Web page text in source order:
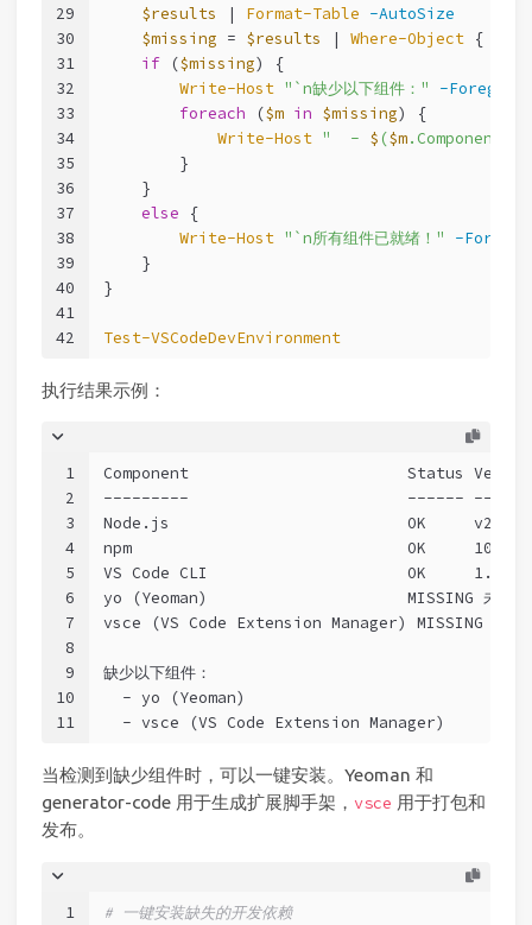
29
30
31
32
33
34
35
36
37
38
39
40
41
42
$results | Format-Table -AutoSize
$missing = $results | Where-Object {
if ($missing) {
Write-Host "`n缺少以下组件："
-
foreach ($m in $missing) {
Write-Host "  - $ ($m.Component)"
        }
    }
else {
Write-Host "`n所有组件已就绪！"
-
    }
}
Test-VSCodeDevEnvironment
执行结果示例：
1
2
3
4
5
6
7
8
9
10
11
Component                       Status
---------                       ------
Node.js                         OK
npm                             OK     10.2.4
VS Code CLI                     OK     1.87.0
yo (Yeoman)                     MISSING 未安装
vsce (VS Code Extension Manager) MISSING 未安
缺少以下组件：
  - yo (Yeoman)
  - vsce (VS Code Extension Manager)
当检测到缺少组件时，可以一键安装。Yeoman 和
generator-code 用于生成扩展脚手架， vsce 用于打包和
发布。
1
# 一键安装缺失的开发依赖